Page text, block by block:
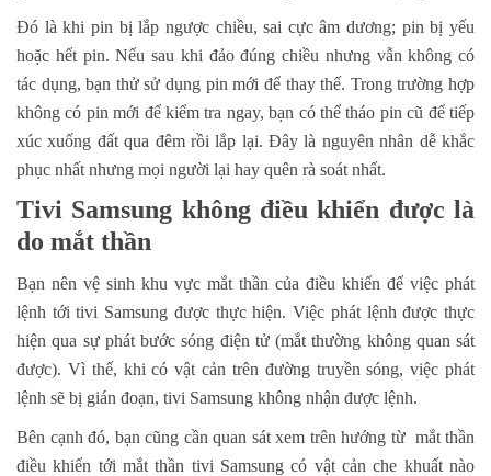
Đó là khi pin bị lắp ngược chiều, sai cực âm dương; pin bị yếu
hoặc hết pin. Nếu sau khi đảo đúng chiều nhưng vẫn không có
tác dụng, bạn thử sử dụng pin mới để thay thế. Trong trường hợp
không có pin mới để kiểm tra ngay, bạn có thể tháo pin cũ để tiếp
xúc xuống đất qua đêm rồi lắp lại. Đây là nguyên nhân dễ khắc
phục nhất nhưng mọi người lại hay quên rà soát nhất.
Tivi Samsung không điều khiển được là
do mắt thần
Bạn nên vệ sinh khu vực mắt thần của điều khiển để việc phát
lệnh tới tivi Samsung được thực hiện. Việc phát lệnh được thực
hiện qua sự phát bước sóng điện tử (mắt thường không quan sát
được). Vì thế, khi có vật cản trên đường truyền sóng, việc phát
lệnh sẽ bị gián đoạn, tivi Samsung không nhận được lệnh.
Bên cạnh đó, bạn cũng cần quan sát xem trên hướng từ mắt thần
điều khiển tới mắt thần tivi Samsung có vật cản che khuất nào